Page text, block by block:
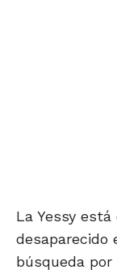
La Yessy
desaparecido
búsqueda